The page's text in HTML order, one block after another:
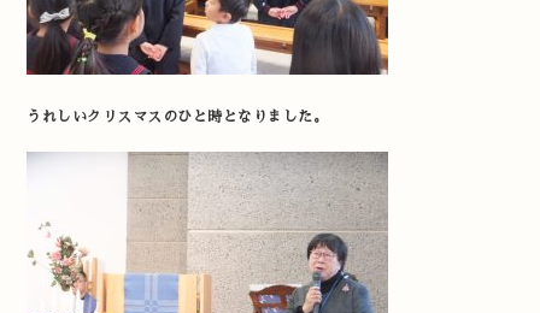
うれしいクリスマスのひと時となりました。